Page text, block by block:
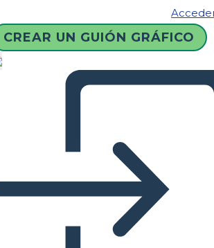
CREAR UN GUIÓN GRÁFICO